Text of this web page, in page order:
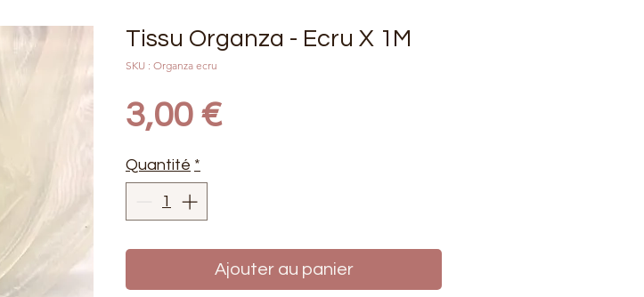
Tissu Organza - Ecru X 1M
SKU : Organza ecru
3,00 €Prix
Quantité *
Ajouter au panier